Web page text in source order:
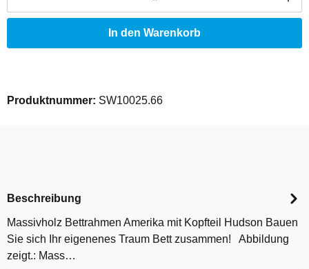
In den Warenkorb
Produktnummer: SW10025.66
Beschreibung
Massivholz Bettrahmen Amerika mit Kopfteil Hudson Bauen
Sie sich Ihr eigenenes Traum Bett zusammen! Abbildung
zeigt.: Mass…